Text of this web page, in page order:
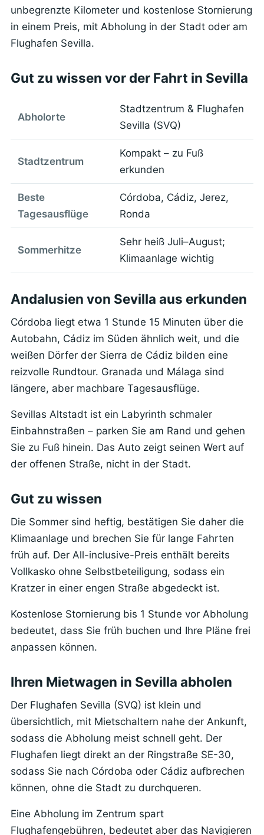
unbegrenzte Kilometer und kostenlose Stornierung
in einem Preis, mit Abholung in der Stadt oder am
Flughafen Sevilla.
Gut zu wissen vor der Fahrt in Sevilla
Abholorte
Stadtzentrum & Flughafen
Sevilla (SVQ)
Stadtzentrum
Kompakt – zu Fuß
erkunden
Beste
Tagesausflüge
Córdoba, Cádiz, Jerez,
Ronda
Sommerhitze
Sehr heiß Juli–August;
Klimaanlage wichtig
Andalusien von Sevilla aus erkunden
Córdoba liegt etwa 1 Stunde 15 Minuten über die
Autobahn, Cádiz im Süden ähnlich weit, und die
weißen Dörfer der Sierra de Cádiz bilden eine
reizvolle Rundtour. Granada und Málaga sind
längere, aber machbare Tagesausflüge.
Sevillas Altstadt ist ein Labyrinth schmaler
Einbahnstraßen – parken Sie am Rand und gehen
Sie zu Fuß hinein. Das Auto zeigt seinen Wert auf
der offenen Straße, nicht in der Stadt.
Gut zu wissen
Die Sommer sind heftig, bestätigen Sie daher die
Klimaanlage und brechen Sie für lange Fahrten
früh auf. Der All-inclusive-Preis enthält bereits
Vollkasko ohne Selbstbeteiligung, sodass ein
Kratzer in einer engen Straße abgedeckt ist.
Kostenlose Stornierung bis 1 Stunde vor Abholung
bedeutet, dass Sie früh buchen und Ihre Pläne frei
anpassen können.
Ihren Mietwagen in Sevilla abholen
Der Flughafen Sevilla (SVQ) ist klein und
übersichtlich, mit Mietschaltern nahe der Ankunft,
sodass die Abholung meist schnell geht. Der
Flughafen liegt direkt an der Ringstraße SE-30,
sodass Sie nach Córdoba oder Cádiz aufbrechen
können, ohne die Stadt zu durchqueren.
Eine Abholung im Zentrum spart
Flughafengebühren, bedeutet aber das Navigieren